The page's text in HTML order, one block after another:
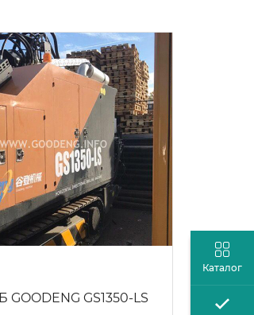
GOODENG GS1350-LS
Каталог